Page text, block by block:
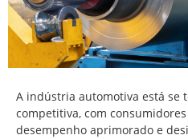
A indústria automotiva está se
competitiva, com
desempenho aprimorado e